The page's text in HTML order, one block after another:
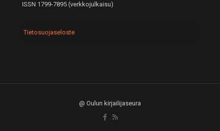
ISSN 1799-7895 (verkkojulkaisu)
Tietosuojaseloste
@ Oulun kirjailijaseura